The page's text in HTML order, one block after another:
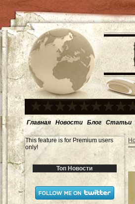
Главная Новости Блог Статьи
This feature is for Premium users
only!
Топ Новости